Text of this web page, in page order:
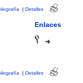
| Detalles
Enlaces
| Detalles